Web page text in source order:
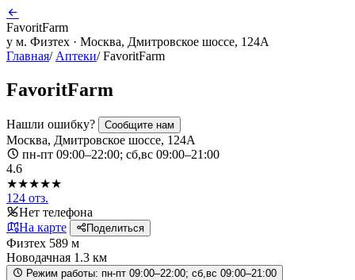
FavoritFarm
у м. Физтех · Москва, Дмитровское шоссе, 124А
Главная/ Аптеки/ FavoritFarm
FavoritFarm
Нашли ошибку? Сообщите нам
Москва, Дмитровское шоссе, 124А
пн-пт 09:00–22:00; сб,вс 09:00–21:00
4.6
★★★★★
124 отз.
Нет телефона
На карте
Поделиться
Физтех 589 м
Новодачная 1.3 км
Режим работы: пн-пт 09:00–22:00; сб,вс 09:00–21:00